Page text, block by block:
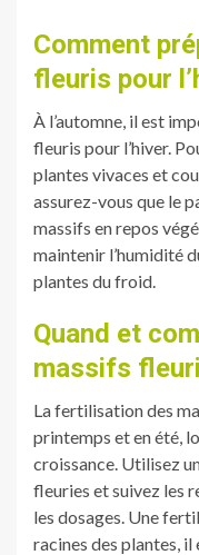
Comment
fleuris pour
À l’automne, il est
fleuris pour l’hiver.
plantes vivaces et
assurez-vous que le
massifs en repos
maintenir l’humidité
plantes du froid.
Quand et
massifs
La fertilisation des
printemps et en été,
croissance. Utilisez
fleuries et suivez les
les dosages. Une
racines des plantes,